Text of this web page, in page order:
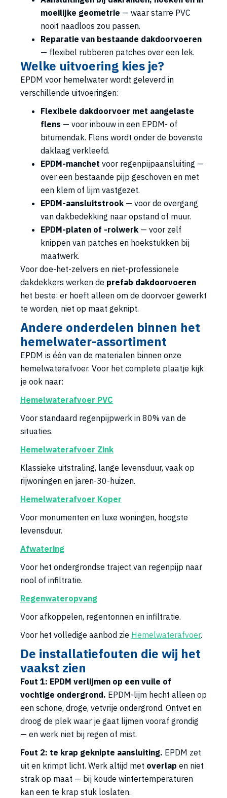
moeilijke geometrie — waar starre PVC
nooit naadloos zou passen.
Reparatie van bestaande dakdoorvoeren
— flexibel rubberen patches over een lek.
Welke uitvoering kies je?
EPDM voor hemelwater wordt geleverd in
verschillende uitvoeringen:
Flexibele dakdoorvoer met aangelaste
flens — voor inbouw in een EPDM- of
bitumendak. Flens wordt onder de bovenste
daklaag verkleefd.
EPDM-manchet voor regenpijpaansluiting —
over een bestaande pijp geschoven en met
een klem of lijm vastgezet.
EPDM-aansluitstrook — voor de overgang
van dakbedekking naar opstand of muur.
EPDM-platen of -rolwerk — voor zelf
knippen van patches en hoekstukken bij
maatwerk.
Voor doe-het-zelvers en niet-professionele
dakdekkers werken de prefab dakdoorvoeren
het beste: er hoeft alleen om de doorvoer gewerkt
te worden, niet op maat geknipt.
Andere onderdelen binnen het
hemelwater-assortiment
EPDM is één van de materialen binnen onze
hemelwaterafvoer. Voor het complete plaatje kijk
je ook naar:
Hemelwaterafvoer PVC
Voor standaard regenpijpwerk in 80% van de
situaties.
Hemelwaterafvoer Zink
Klassieke uitstraling, lange levensduur, vaak op
rijwoningen en jaren-30-huizen.
Hemelwaterafvoer Koper
Voor monumenten en luxe woningen, hoogste
levensduur.
Afwatering
Voor het ondergrondse traject van regenpijp naar
riool of infiltratie.
Regenwateropvang
Voor afkoppelen, regentonnen en infiltratie.
Voor het volledige aanbod zie Hemelwaterafvoer.
De installatiefouten die wij het
vaakst zien
Fout 1: EPDM verlijmen op een vuile of
vochtige ondergrond. EPDM-lijm hecht alleen op
een schone, droge, vetvrije ondergrond. Ontvet en
droog de plek waar je gaat lijmen vooraf grondig
— en werk niet bij regen of mist.
Fout 2: te krap geknipte aansluiting. EPDM zet
uit en krimpt licht. Werk altijd met overlap en niet
strak op maat — bij koude wintertemperaturen
kan een te krap stuk loslaten.